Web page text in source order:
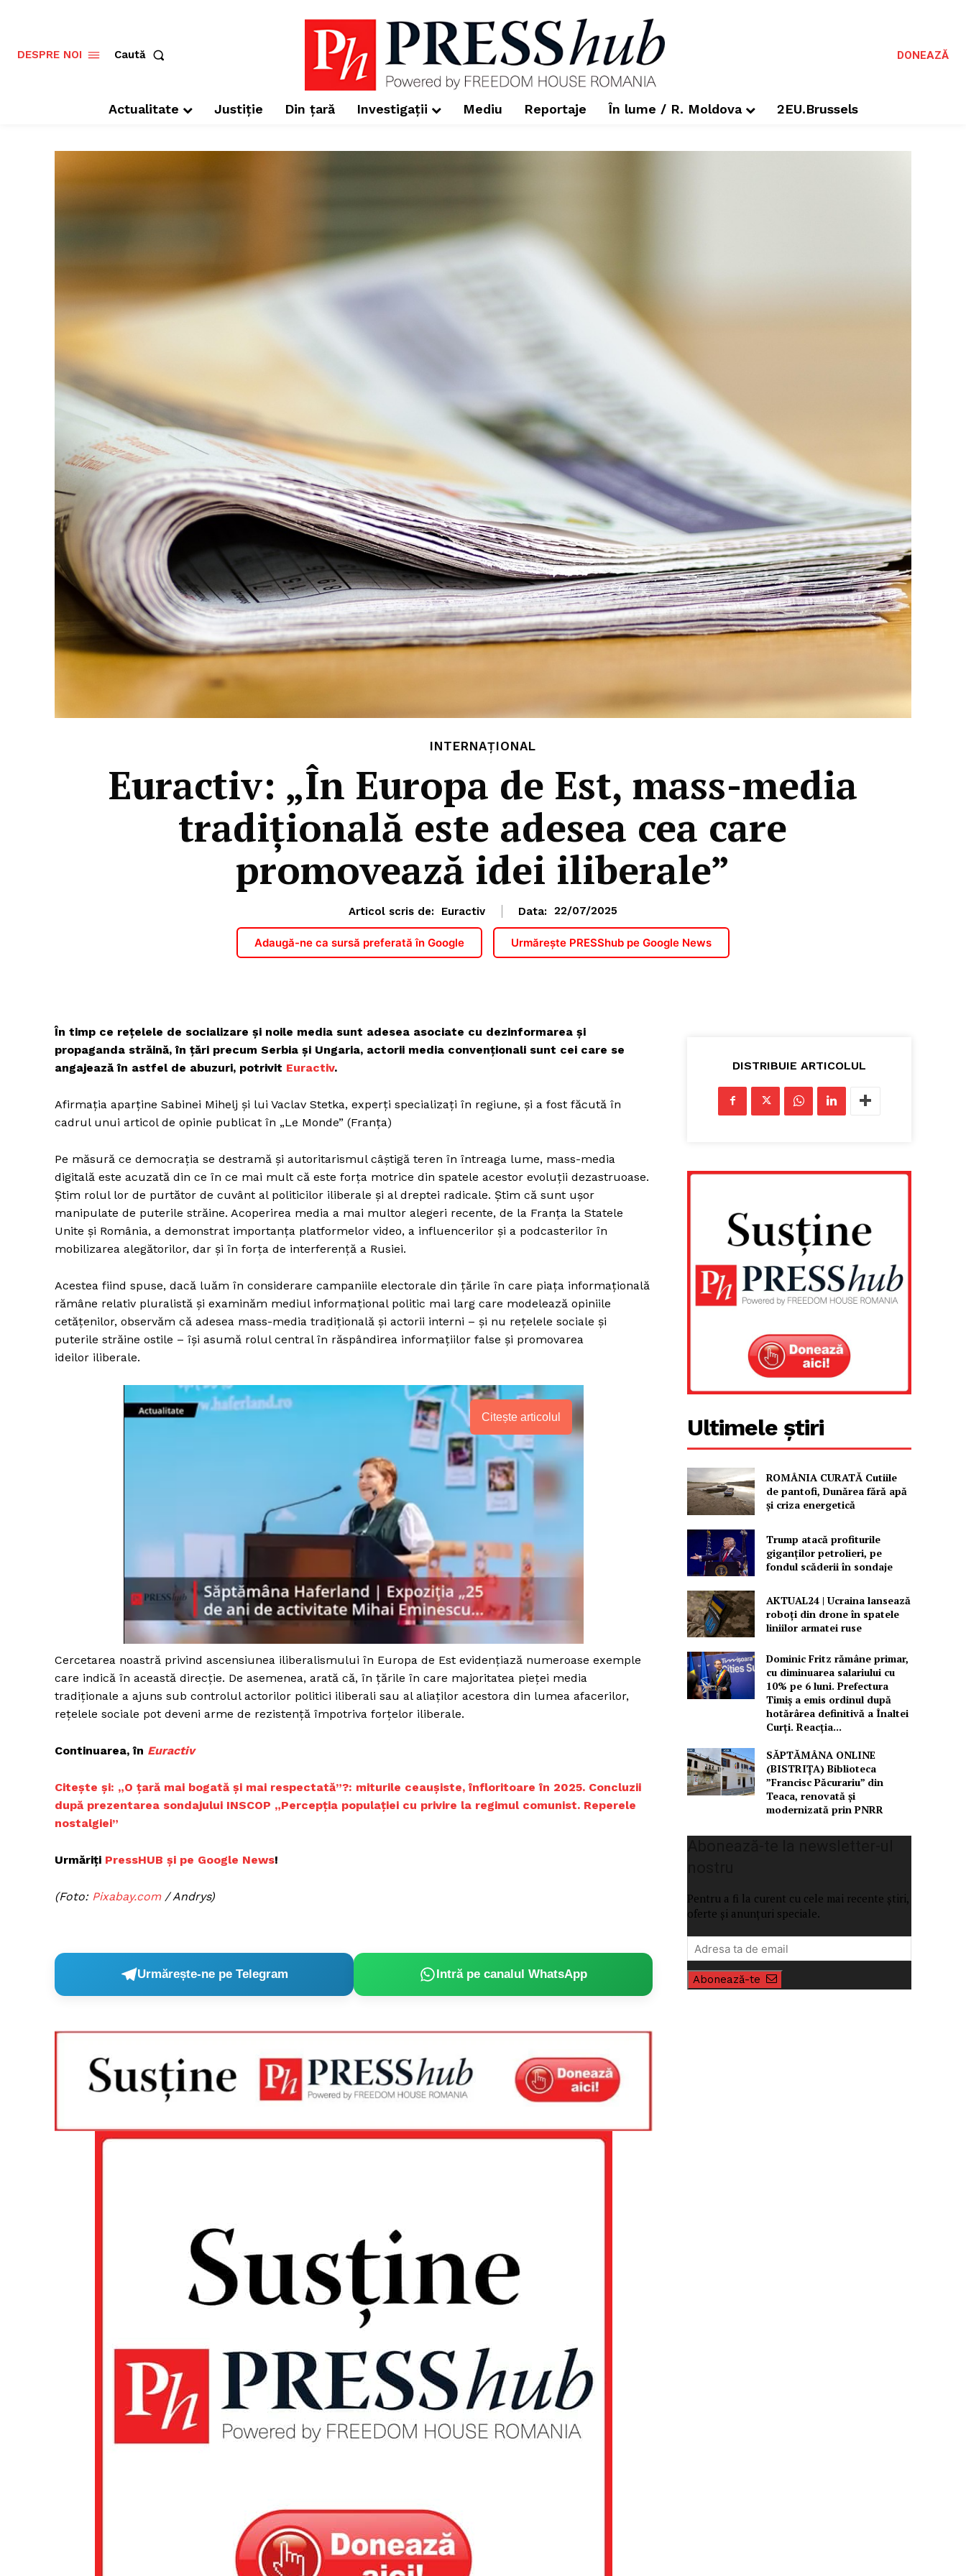
Un proiect
FREEDOM HOUSE
ROMÂNIA
PRESShub
Despre noi / Echipa
Proiecte editoriale
Contact
DESPRE NOI Caută DONEAZĂ
Actualitate Justiție Din țară Investigații Mediu Reportaje În lume / R. Moldova 2EU.Brussels
INTERNAȚIONAL
Euractiv: „În Europa de Est, mass-media
tradițională este adesea cea care
promovează idei iliberale”
Articol scris de: Euractiv Data: 22/07/2025
Adaugă-ne ca sursă preferată în Google Urmărește PRESShub pe Google News
În timp ce rețelele de socializare și noile media sunt adesea asociate cu dezinformarea și
propaganda străină, în țări precum Serbia și Ungaria, actorii media convenționali sunt cei care se
angajează în astfel de abuzuri, potrivit Euractiv.
Afirmația aparține Sabinei Mihelj și lui Vaclav Stetka, experți specializați în regiune, și a fost făcută în
cadrul unui articol de opinie publicat în „Le Monde” (Franța)
Pe măsură ce democrația se destramă și autoritarismul câștigă teren în întreaga lume, mass-media
digitală este acuzată din ce în ce mai mult că este forța motrice din spatele acestor evoluții dezastruoase.
Știm rolul lor de purtător de cuvânt al politicilor iliberale și al dreptei radicale. Știm că sunt ușor
manipulate de puterile străine. Acoperirea media a mai multor alegeri recente, de la Franța la Statele
Unite și România, a demonstrat importanța platformelor video, a influencerilor și a podcasterilor în
mobilizarea alegătorilor, dar și în forța de interferență a Rusiei.
Acestea fiind spuse, dacă luăm în considerare campaniile electorale din țările în care piața informațională
rămâne relativ pluralistă și examinăm mediul informațional politic mai larg care modelează opiniile
cetățenilor, observăm că adesea mass-media tradițională și actorii interni – și nu rețelele sociale și
puterile străine ostile – își asumă rolul central în răspândirea informațiilor false și promovarea
ideilor iliberale.
Citește articolul
Cercetarea noastră privind ascensiunea iliberalismului în Europa de Est evidențiază numeroase exemple
care indică în această direcție. De asemenea, arată că, în țările în care majoritatea pieței media
tradiționale a ajuns sub controlul actorilor politici iliberali sau al aliaților acestora din lumea afacerilor,
rețelele sociale pot deveni arme de rezistență împotriva forțelor iliberale.
Continuarea, în Euractiv
Citește și: „O țară mai bogată și mai respectată”?: miturile ceaușiste, înfloritoare în 2025. Concluzii
după prezentarea sondajului INSCOP „Percepția populației cu privire la regimul comunist. Reperele
nostalgiei”
Urmăriți PressHUB și pe Google News!
(Foto: Pixabay.com/ Andrys)
Urmărește-ne pe Telegram Intră pe canalul WhatsApp
DISTRIBUIE ARTICOLUL
Ultimele știri
ROMÂNIA CURATĂ Cutiile
de pantofi, Dunărea fără apă
și criza energetică
Trump atacă profiturile
giganților petrolieri, pe
fondul scăderii în sondaje
AKTUAL24 | Ucraina lansează
roboți din drone în spatele
liniilor armatei ruse
Dominic Fritz rămâne primar,
cu diminuarea salariului cu
10% pe 6 luni. Prefectura
Timiș a emis ordinul după
hotărârea definitivă a Înaltei
Curți. Reacția...
SĂPTĂMÂNA ONLINE
(BISTRIȚA) Biblioteca
”Francisc Păcurariu” din
Teaca, renovată și
modernizată prin PNRR
Pentru a fi la curent cu cele mai recente știri,
oferte și anunțuri speciale.
Abonează-te